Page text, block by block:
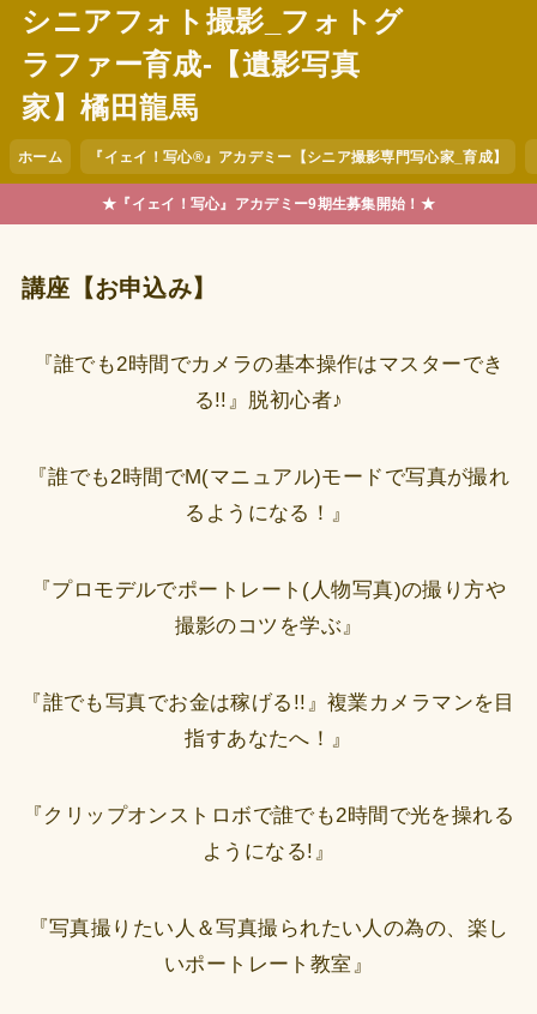
シニアフォト撮影_フォトグ
ラファー育成-【遺影写真
家】橘田龍馬
ホーム 『イェイ！写心®︎』アカデミー【シニア撮影専門写心家_育成】
★『イェイ！写心』アカデミー9期生募集開始！★
講座【お申込み】
『誰でも2時間でカメラの基本操作はマスターでき
る!!』脱初心者♪
『誰でも2時間でM(マニュアル)モードで写真が撮れ
るようになる！』
『プロモデルでポートレート(人物写真)の撮り方や
撮影のコツを学ぶ』
『誰でも写真でお金は稼げる!!』複業カメラマンを目
指すあなたへ！』
『クリップオンストロボで誰でも2時間で光を操れる
ようになる!』
『写真撮りたい人＆写真撮られたい人の為の、楽し
いポートレート教室』